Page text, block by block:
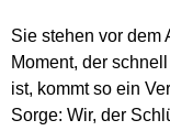
Sie stehen vor dem
Moment, der
ist, kommt so ein
Sorge: Wir, der